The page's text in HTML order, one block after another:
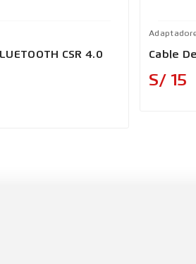
CSR 4.0
Cable
S/ 15